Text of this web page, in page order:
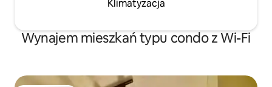
Klimatyzacja
Wynajem mieszkań typu condo z Wi-Fi